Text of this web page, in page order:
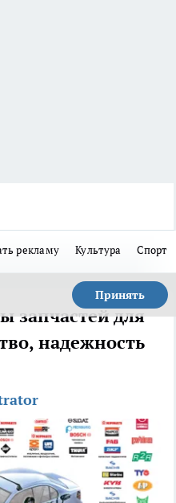
рекламу Культура Спорт
Принять
запчастей для
надежность